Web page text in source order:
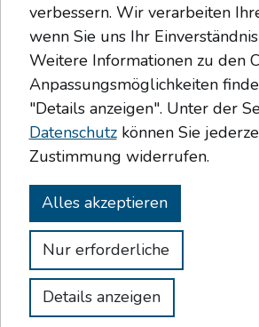
Kontakt
Daniel Heimbach
HEAD OF SALES
Ansprechpartner für Vertrieb,
Anfragekoordination und
Projektanfragen.
Stephanie Wedehase
Ansprechpartnerin für Marketing,
Unternehmensinformationen.
Keller & Bohacek GmbH & Co.
ImpressumDatenschutz
verbessern. Wir verarbeiten
wenn Sie uns Ihr
Weitere Informationen zu den
Anpassungsmöglichkeiten
"Details anzeigen". Unter der
Datenschutzkönnen Sie
Zustimmung widerrufen.
Alles akzeptieren
Nur erforderliche
Details anzeigen